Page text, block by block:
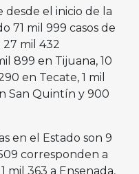
desde el inicio de la
71 mil 999 casos de
27 mil 432
899 en Tijuana, 10
en Tecate, 1 mil
San Quintín y 900
en el Estado son 9
corresponden a
mil 363 a Ensenada,